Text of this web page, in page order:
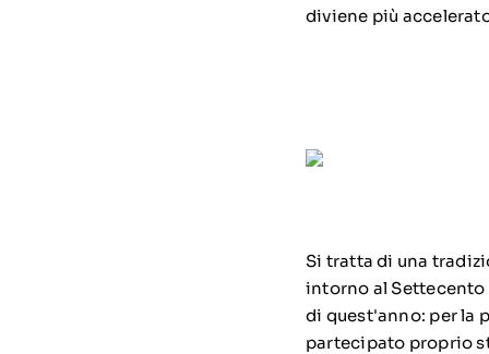
diviene più
Si tratta di una
intorno al
di quest'anno: per la
partecipato proprio